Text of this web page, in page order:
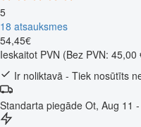
5
18 atsauksmes
54,45€
Ieskaitot PVN (Bez PVN: 45,00
Ir noliktavā - Tiek nosūtīts
Standarta piegāde Ot, Aug 11